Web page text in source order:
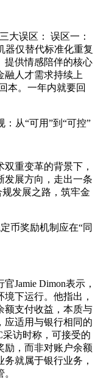
大误区： 误区一：
器仅替代标准化重复
提供情感陪伴的核心
融人才需求持续上
本。一年内就要回
从“可用”到“可控”
重变革的背景下，
发展方向，走出一条
规发展之路，筑牢金
币奖励机制应在“同
Jamie Dimon表示，
下运行。他指出，
额支付收益，本质与
应适用与银行相同的
采访时称，可接受的
励，而非对账户余额
就属于银行业务，